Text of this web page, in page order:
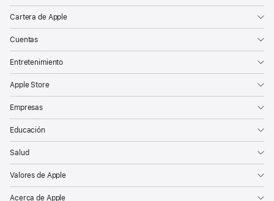
Cartera de Apple
Cuentas
Entretenimiento
Apple Store
Empresas
Educación
Salud
Valores de Apple
Acerca de Apple